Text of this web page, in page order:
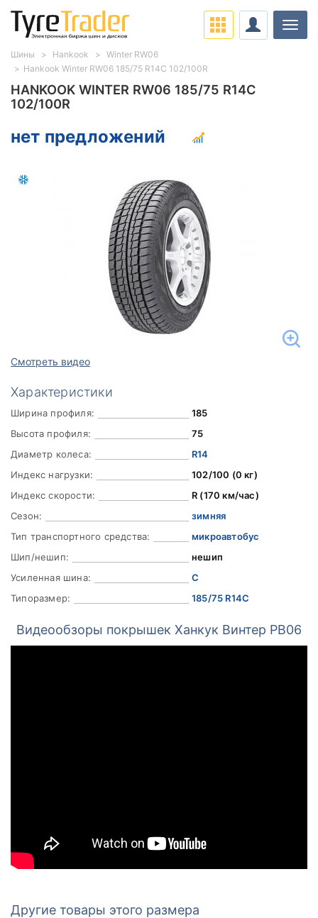
HANKOOK WINTER RW06 185/75 R14C
102/100R
нет предложений
Смотреть видео
Характеристики
Ширина профиля:
185
Высота профиля:
75
Диаметр колеса:
R14
Индекс нагрузки:
102/100 (0 кг)
Индекс скорости:
R (170 км/час)
Сезон:
зимняя
Тип транспортного средства:
микроавтобус
Шип/нешип:
нешип
Усиленная шина:
C
Типоразмер:
185/75 R14C
Видеообзоры покрышек Ханкук Винтер РВ06
Другие товары этого размера
Шины Hankook
Winter RW06
Hankook Winter RW06 185/75 R14C 102/100R